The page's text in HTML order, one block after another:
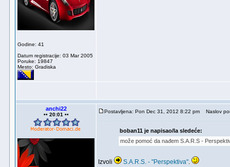
Godine: 41
Datum registracije: 03 Mar 2005
Poruke: 19847
Mesto: Gradiska
anchi22
•• 20:01 ••
Postavljena: Pon Dec 31, 2012 8:22 pm Naslov
boban11 je napisao/la sledeće:
može pomoć da nađem S.A.R.S -
Izvoli S.A.R.S. - "Perspektiva".